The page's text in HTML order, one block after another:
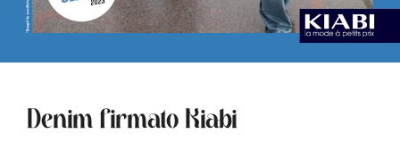
Denim firmato Kiabi